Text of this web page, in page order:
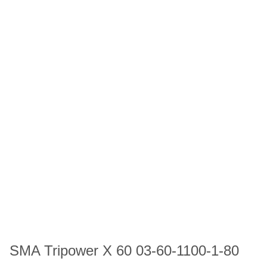
SMA Tripower X 60 03-60-1100-1-80